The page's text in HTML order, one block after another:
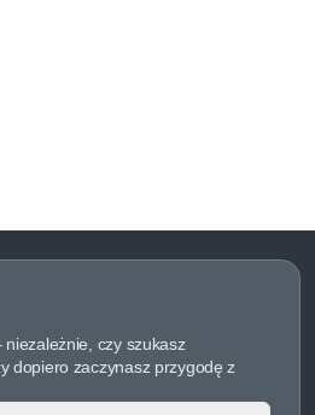
czy szukasz
dopiero zaczynasz przygodę z